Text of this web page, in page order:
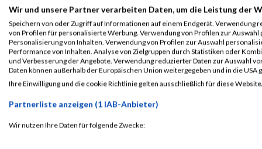
263
Sahin Nalbantoglu
178
Maike Jahn
128
Julia Beck
182
André Junker
110
Markus Abraham
277
Serife
278
Dilara
Wir und unsere Partner verarbeiten Daten, um die Leistung der
Speichern von oder Zugriff auf Informationen auf einem Endgerät. Verwendung
von Profilen für personalisierte Werbung. Verwendung von Profilen zur
Personalisierung von Inhalten. Verwendung von Profilen zur Auswahl
Performance von Inhalten. Analyse von Zielgruppen durch Statistiken oder
und Verbesserung der Angebote. Verwendung reduzierter Daten zur Auswahl
Daten können außerhalb der Europäischen Union weitergegeben und in die USA
Ihre Einwilligung und die cookie Richtlinie gelten ausschließlich für diese
Partnerliste anzeigen (1 IAB-Anbieter)
Wir nutzen Ihre Daten für folgende Zwecke: